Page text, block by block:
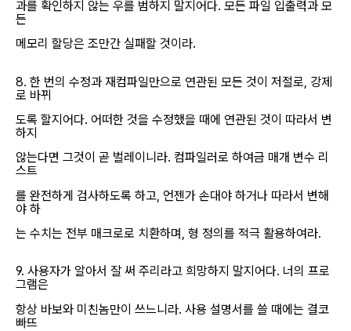
과를 확인하지 않는 우를 범하지 말지어다. 모든 파일 입출력과 모
든
메모리 할당은 조만간 실패할 것이라.
8. 한 번의 수정과 재컴파일만으로 연관된 모든 것이 저절로, 강제
로 바뀌
도록 할지어다. 어떠한 것을 수정했을 때에 연관된 것이 따라서 변
하지
않는다면 그것이 곧 벌레이니라. 컴파일러로 하여금 매개 변수 리
스트
를 완전하게 검사하도록 하고, 언젠가 손대야 하거나 따라서 변해
야 하
는 수치는 전부 매크로로 치환하며, 형 정의를 적극 활용하여라.
9. 사용자가 알아서 잘 써 주리라고 희망하지 말지어다. 너의 프로
그램은
항상 바보와 미친놈만이 쓰느니라. 사용 설명서를 쓸 때에는 결코
빠뜨